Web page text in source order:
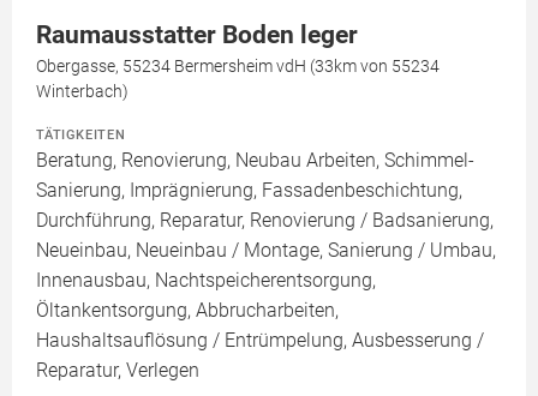
Raumausstatter Boden leger
Obergasse, 55234 Bermersheim vdH (33km von 55234
Winterbach)
TÄTIGKEITEN
Beratung, Renovierung, Neubau Arbeiten, Schimmel-
Sanierung, Imprägnierung, Fassadenbeschichtung,
Durchführung, Reparatur, Renovierung / Badsanierung,
Neueinbau, Neueinbau / Montage, Sanierung / Umbau,
Innenausbau, Nachtspeicherentsorgung,
Öltankentsorgung, Abbrucharbeiten,
Haushaltsauflösung / Entrümpelung, Ausbesserung /
Reparatur, Verlegen